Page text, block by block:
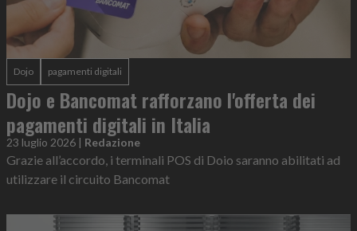
Dojo pagamenti digitali
Dojo e Bancomat rafforzano l'offerta dei
pagamenti digitali in Italia
23 luglio 2026 | Redazione
Grazie all’accordo, i terminali POS di Doio saranno abilitati ad
utilizzare il circuito Bancomat